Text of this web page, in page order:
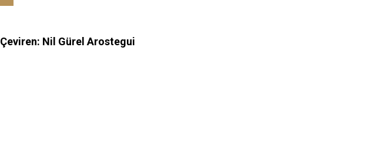
Çeviren: Nil Gürel Arostegui